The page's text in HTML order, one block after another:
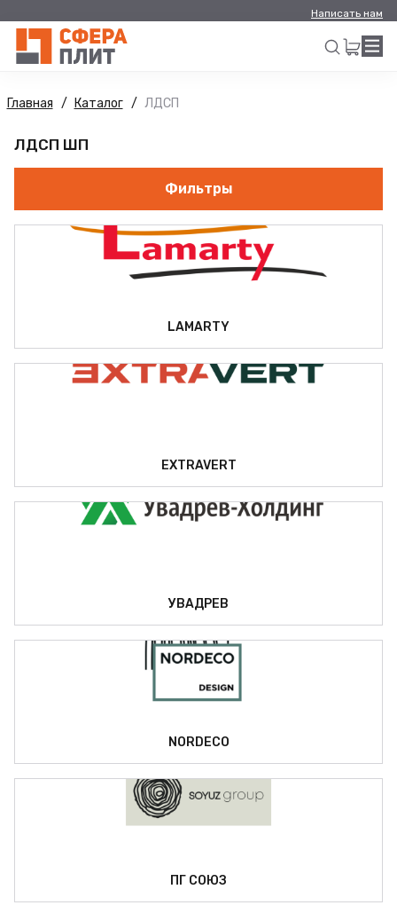
Написать нам
Главная Каталог ЛДСП
ЛДСП ШП
Фильтры
LAMARTY
EXTRAVERT
УВАДРЕВ
NORDECO
ПГ СОЮЗ